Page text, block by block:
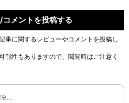
コメントを投稿する
事に関するレビューやコメントを投稿し
能性もありますので、閲覧時はご注意く